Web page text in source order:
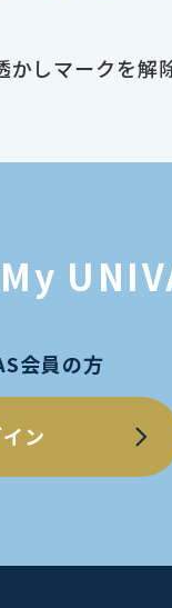
しマークを解
My
会員の方
ン